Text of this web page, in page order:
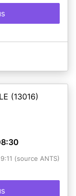
(13016)
(source ANTS)